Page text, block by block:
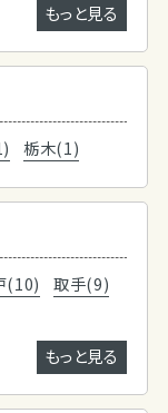
もっと見る
栃木(1)
(10)
取手(9)
もっと見る